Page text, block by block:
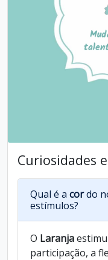
Curiosidades
Qual é a cordo
estímulos?
O Laranja
participação, a